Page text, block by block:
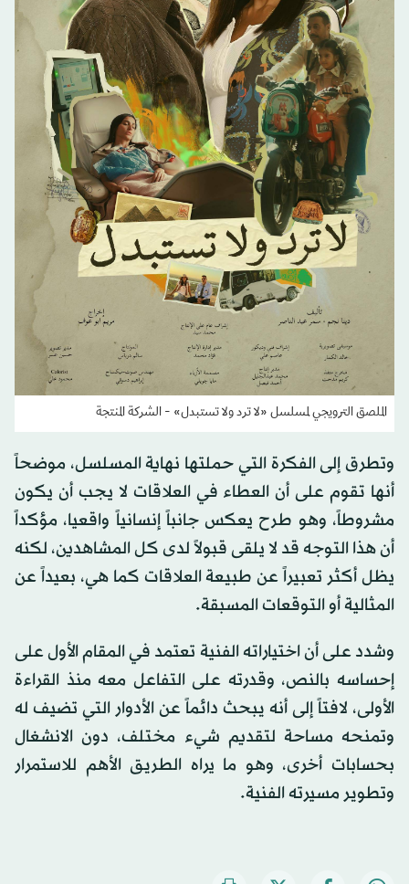
الملصق الترويجي لمسلسل «لا ترد ولا تستبدل» - الشركة المنتجة
وتطرق إلى الفكرة التي حملتها نهاية المسلسل، موضحاً
أنها تقوم على أن العطاء في العلاقات لا يجب أن يكون
مشروطاً، وهو طرح يعكس جانباً إنسانياً واقعيا، مؤكداً
أن هذا التوجه قد لا يلقى قبولاً لدى كل المشاهدين، لكنه
يظل أكثر تعبيراً عن طبيعة العلاقات كما هي، بعيداً عن
المثالية أو التوقعات المسبقة.
وشدد على أن اختياراته الفنية تعتمد في المقام الأول على
إحساسه بالنص، وقدرته على التفاعل معه منذ القراءة
الأولى، لافتاً إلى أنه يبحث دائماً عن الأدوار التي تضيف له
وتمنحه مساحة لتقديم شيء مختلف، دون الانشغال
بحسابات أخرى، وهو ما يراه الطريق الأهم للاستمرار
وتطوير مسيرته الفنية.